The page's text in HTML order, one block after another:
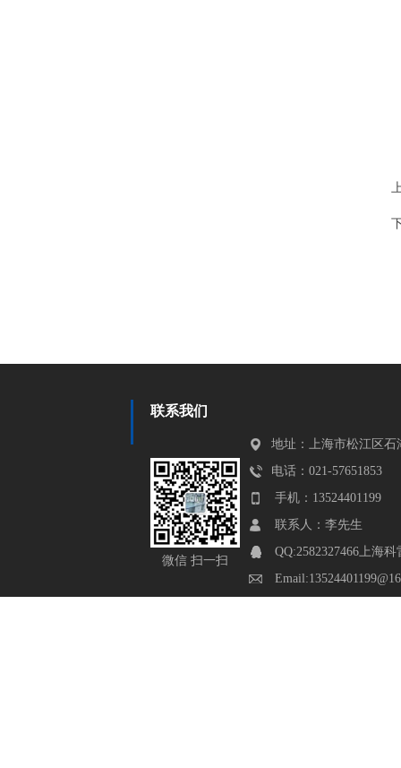
联系我们
微信 扫一扫
地址：上海市松江区石
电话：021-57651853
手机：13524401199
联系人：李先生
QQ:2582327466上海